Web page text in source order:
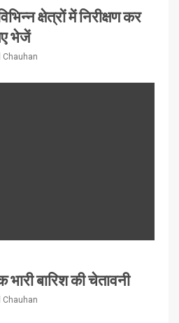
क्षेत्रों में निरीक्षण कर
भेजें
Chauhan
भारी बारिश की चेतावनी
Chauhan